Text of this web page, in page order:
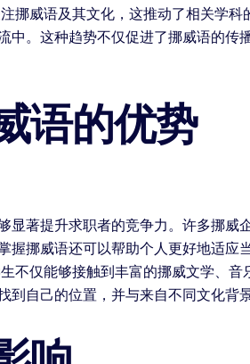
挪威语及其文化，这推动了相关学
。这种趋势不仅促进了挪威语的传
语的优势
著提升求职者的竞争力。许多挪威
挪威语还可以帮助个人更好地适应
不仅能够接触到丰富的挪威文学、
自己的位置，并与来自不同文化背